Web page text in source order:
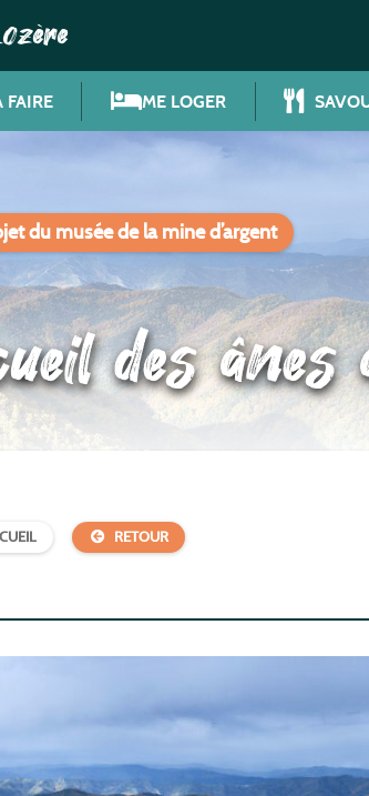
ME LOGER
du musée de la mine d’argent
des
RETOUR